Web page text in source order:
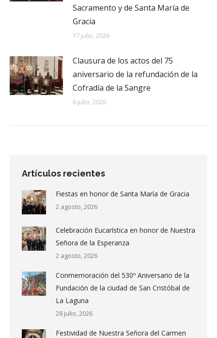
Sacramento y de Santa María de
Gracia
17 julio, 2026
Clausura de los actos del 75
aniversario de la refundación de la
Cofradía de la Sangre
6 julio, 2026
Artículos recientes
Fiestas en honor de Santa María de Gracia
2 agosto, 2026
Celebración Eucarística en honor de Nuestra
Señora de la Esperanza
2 agosto, 2026
Conmemoración del 530º Aniversario de la
Fundación de la ciudad de San Cristóbal de
La Laguna
28 julio, 2026
Festividad de Nuestra Señora del Carmen